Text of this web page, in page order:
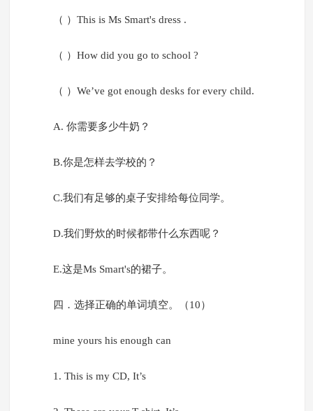
（ ）This is Ms Smart's dress .
（ ）How did you go to school ?
（ ）We’ve got enough desks for every child.
A. 你需要多少牛奶？
B.你是怎样去学校的？
C.我们有足够的桌子安排给每位同学。
D.我们野炊的时候都带什么东西呢？
E.这是Ms Smart's的裙子。
四．选择正确的单词填空。（10）
mine yours his enough can
1. This is my CD, It’s